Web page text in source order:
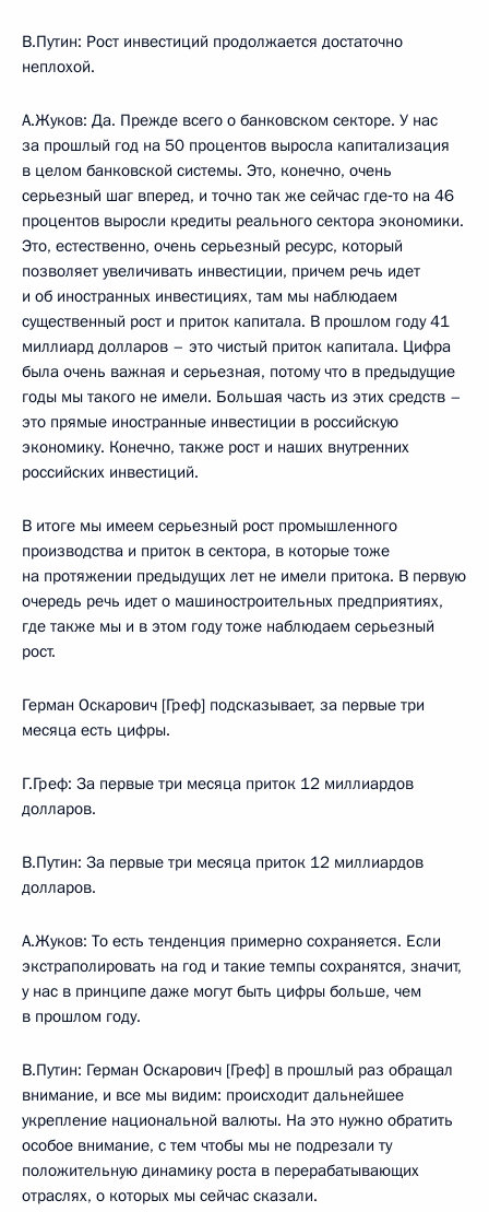
В.Путин: Рост инвестиций продолжается достаточно
неплохой.
А.Жуков: Да. Прежде всего о банковском секторе. У нас
за прошлый год на 50 процентов выросла капитализация
в целом банковской системы. Это, конечно, очень
серьезный шаг вперед, и точно так же сейчас где‑то на 46
процентов выросли кредиты реального сектора экономики.
Это, естественно, очень серьезный ресурс, который
позволяет увеличивать инвестиции, причем речь идет
и об иностранных инвестициях, там мы наблюдаем
существенный рост и приток капитала. В прошлом году 41
миллиард долларов – это чистый приток капитала. Цифра
была очень важная и серьезная, потому что в предыдущие
годы мы такого не имели. Большая часть из этих средств –
это прямые иностранные инвестиции в российскую
экономику. Конечно, также рост и наших внутренних
российских инвестиций.
В итоге мы имеем серьезный рост промышленного
производства и приток в сектора, в которые тоже
на протяжении предыдущих лет не имели притока. В первую
очередь речь идет о машиностроительных предприятиях,
где также мы и в этом году тоже наблюдаем серьезный
рост.
Герман Оскарович [Греф] подсказывает, за первые три
месяца есть цифры.
Г.Греф: За первые три месяца приток 12 миллиардов
долларов.
В.Путин: За первые три месяца приток 12 миллиардов
долларов.
А.Жуков: То есть тенденция примерно сохраняется. Если
экстраполировать на год и такие темпы сохранятся, значит,
у нас в принципе даже могут быть цифры больше, чем
в прошлом году.
В.Путин: Герман Оскарович [Греф] в прошлый раз обращал
внимание, и все мы видим: происходит дальнейшее
укрепление национальной валюты. На это нужно обратить
особое внимание, с тем чтобы мы не подрезали ту
положительную динамику роста в перерабатывающих
отраслях, о которых мы сейчас сказали.